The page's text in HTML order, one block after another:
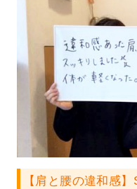
【肩と腰の違和感